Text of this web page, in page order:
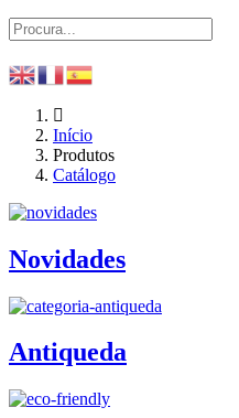
Início
Produtos
Catálogo
Novidades
Antiqueda